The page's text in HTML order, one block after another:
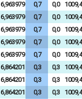
6,963979 0,7 0,0 1009,4
6,963979 0,7 0,0 1009,4
6,963979 0,7 0,0 1009,4
6,963979 0,7 0,0 1009,4
6,963979 0,7 0,0 1009,4
6,864201 0,3 0,3 1009,4
6,864201 0,3 0,3 1009,4
6,864201 0,3 0,3 1009,4